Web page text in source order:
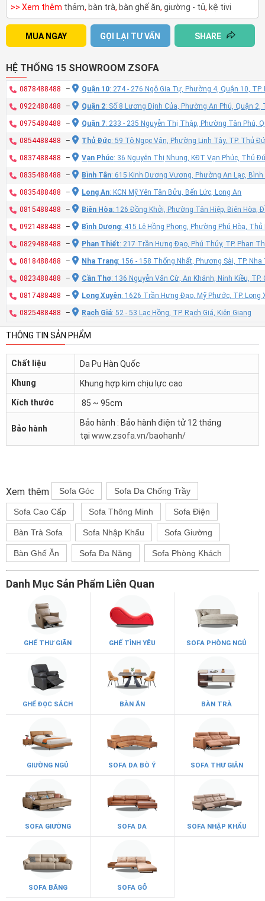
>> Xem thêm thảm, bàn trà, bàn ghế ăn, giường - tủ, kệ tivi
MUA NGAY GỌI LẠI TƯ VẤN SHARE
HỆ THỐNG 15 SHOWROOM ZSOFA
0878488488 – Quận 10: 274 - 276 Ngô Gia Tự, Phường 4, Quận 10, TP.
0922488488 – Quận 2: Số 8 Lương Định Của, Phường An Phú, Quận 2,
0975488488 – Quận 7: 233 - 235 Nguyễn Thị Thập, Phường Tân Phú,
0854488488 – Thủ Đức: 59 Tô Ngọc Vân, Phường Linh Tây, TP. Thủ
0837488488 – Vạn Phúc: 36 Nguyễn Thị Nhung, KĐT Vạn Phúc, Thủ
0835488488 – Bình Tân: 615 Kinh Dương Vương, Phường An Lạc, Bình
0835488488 – Long An: KCN Mỹ Yên Tân Bửu, Bến Lức, Long An
0815488488 – Biên Hòa: 126 Đồng Khởi, Phường Tân Hiệp, Biên Hòa,
0921488488 – Bình Dương: 415 Lê Hồng Phong, Phường Phú Hòa,
0829488488 – Phan Thiết: 217 Trần Hưng Đạo, Phú Thủy, TP. Phan
0818488488 – Nha Trang: 156 - 158 Thống Nhất, Phương Sài, TP.
0823488488 – Cần Thơ: 136 Nguyễn Văn Cừ, An Khánh, Ninh Kiều,
0817488488 – Long Xuyên: 1626 Trần Hưng Đạo, Mỹ Phước, TP. Long
0825488488 – Rạch Giá: 52 - 53 Lạc Hồng, TP. Rạch Giá, Kiên Giang
THÔNG TIN SẢN PHẨM
Chất liệu
Da Pu Hàn Quốc
Khung
Khung hợp kim chịu lực cao
Kích thước
85 ~ 95cm
Bảo hành
Bảo hành : Bảo hành điện tử 12 tháng
tại www.zsofa.vn/baohanh/
Xem thêm Sofa Góc Sofa Da Chống Trầy
Sofa Cao Cấp Sofa Thông Minh Sofa Điện
Bàn Trà Sofa Sofa Nhập Khẩu Sofa Giường
Bàn Ghế Ăn Sofa Đa Năng Sofa Phòng Khách
Danh Mục Sản Phẩm Liên Quan
GHẾ THƯ GIÃN GHẾ TÌNH YÊU SOFA PHÒNG NGỦ
GHẾ ĐỌC SÁCH BÀN ĂN BÀN TRÀ
GIƯỜNG NGỦ SOFA DA BÒ Ý SOFA THƯ GIÃN
SOFA GIƯỜNG SOFA DA SOFA NHẬP KHẨU
SOFA BĂNG SOFA GỖ